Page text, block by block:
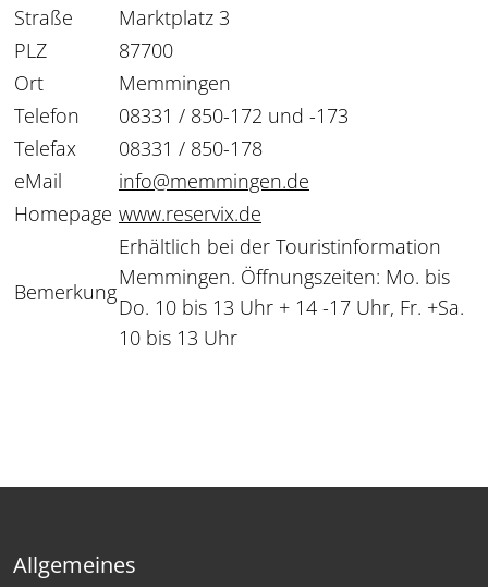
Straße
Marktplatz 3
PLZ
87700
Ort
Memmingen
Telefon
08331 / 850-172 und -173
Telefax
08331 / 850-178
eMail
info@memmingen.de
Homepage www.reservix.de
Bemerkung
Erhältlich bei der Touristinformation
Memmingen. Öffnungszeiten: Mo. bis
Do. 10 bis 13 Uhr + 14 -17 Uhr, Fr. +Sa.
10 bis 13 Uhr
Allgemeines